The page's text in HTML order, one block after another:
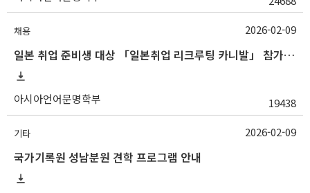
채용
일본 취업 준비생 대상 「일본취업 리크루팅 카니발」 참가자 모집 안내
아시아언어문명학부 19438
2026-02-09
기타
국가기록원 성남분원 견학 프로그램 안내
2026-02-09